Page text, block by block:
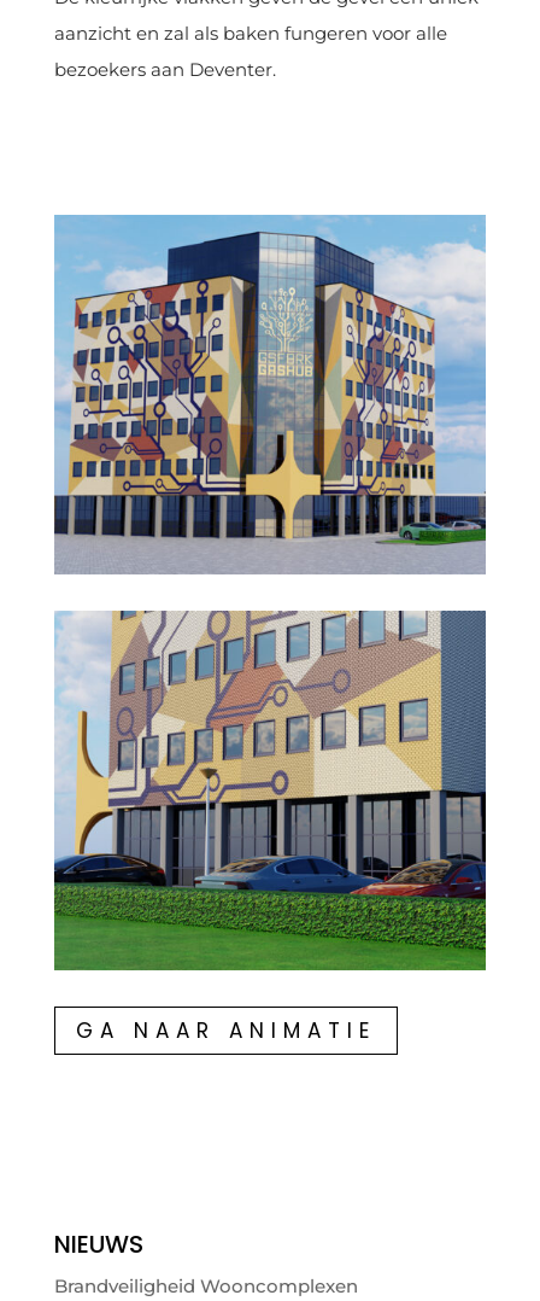
aanzicht en zal als baken fungeren voor alle
bezoekers aan Deventer.
GA NAAR ANIMATIE
NIEUWS
Brandveiligheid Wooncomplexen